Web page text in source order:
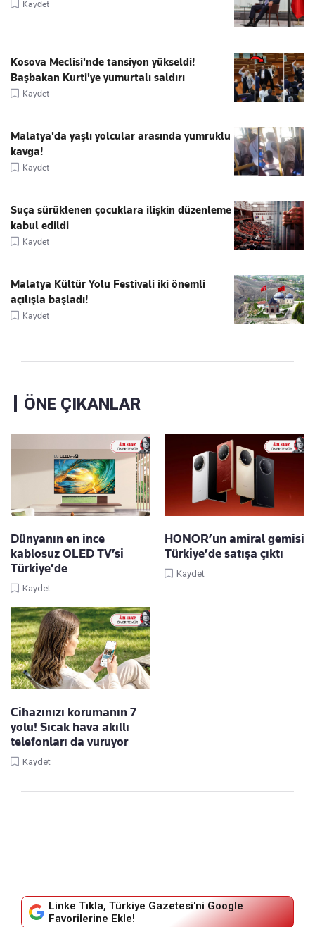
Kaydet
Kosova Meclisi'nde tansiyon yükseldi!
Başbakan Kurti'ye yumurtalı saldırı
Kaydet
Malatya'da yaşlı yolcular arasında yumruklu
kavga!
Kaydet
Suça sürüklenen çocuklara ilişkin düzenleme
kabul edildi
Kaydet
Malatya Kültür Yolu Festivali iki önemli
açılışla başladı!
Kaydet
ÖNE ÇIKANLAR
Dünyanın en ince
kablosuz OLED TV’si
Türkiye’de
Kaydet
HONOR’un amiral gemisi
Türkiye’de satışa çıktı
Kaydet
Cihazınızı korumanın 7
yolu! Sıcak hava akıllı
telefonları da vuruyor
Kaydet
Linke Tıkla, Türkiye Gazetesi'ni Google
Favorilerine Ekle!